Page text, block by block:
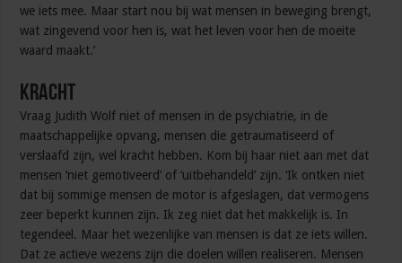
we iets mee. Maar start nou bij wat mensen in beweging brengt,
wat zingevend voor hen is, wat het leven voor hen de moeite
waard maakt.’
Kracht
Vraag Judith Wolf niet of mensen in de psychiatrie, in de
maatschappelijke opvang, mensen die getraumatiseerd of
verslaafd zijn, wel kracht hebben. Kom bij haar niet aan met dat
mensen ‘niet gemotiveerd’ of ‘uitbehandeld’ zijn. ‘Ik ontken niet
dat bij sommige mensen de motor is afgeslagen, dat vermogens
zeer beperkt kunnen zijn. Ik zeg niet dat het makkelijk is. In
tegendeel. Maar het wezenlijke van mensen is dat ze iets willen.
Dat ze actieve wezens zijn die doelen willen realiseren. Mensen